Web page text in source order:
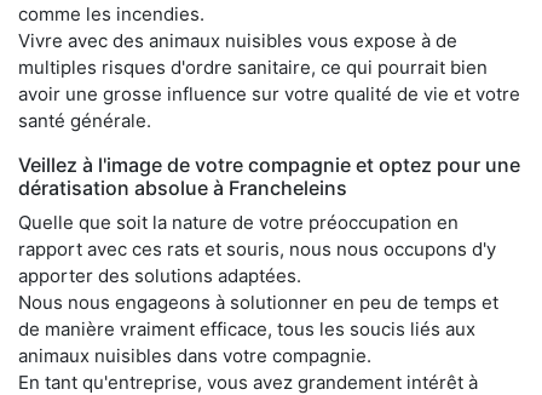
comme les incendies.
Vivre avec des animaux nuisibles vous expose à de
multiples risques d'ordre sanitaire, ce qui pourrait bien
avoir une grosse influence sur votre qualité de vie et votre
santé générale.
Veillez à l'image de votre compagnie et optez pour une
dératisation absolue à Francheleins
Quelle que soit la nature de votre préoccupation en
rapport avec ces rats et souris, nous nous occupons d'y
apporter des solutions adaptées.
Nous nous engageons à solutionner en peu de temps et
de manière vraiment efficace, tous les soucis liés aux
animaux nuisibles dans votre compagnie.
En tant qu'entreprise, vous avez grandement intérêt à